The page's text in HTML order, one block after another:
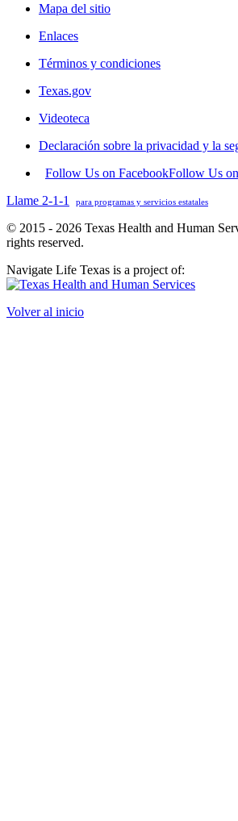
Mapa del sitio
Enlaces
Términos y condiciones
Texas.gov
Videoteca
Declaración sobre la privacidad y la
Follow Us on FacebookFollow Us
Llame 2-1-1
para programas y servicios estatales
© 2015 - 2026 Texas Health and Human
rights reserved.
Navigate Life Texas is a project of:
Volver al inicio